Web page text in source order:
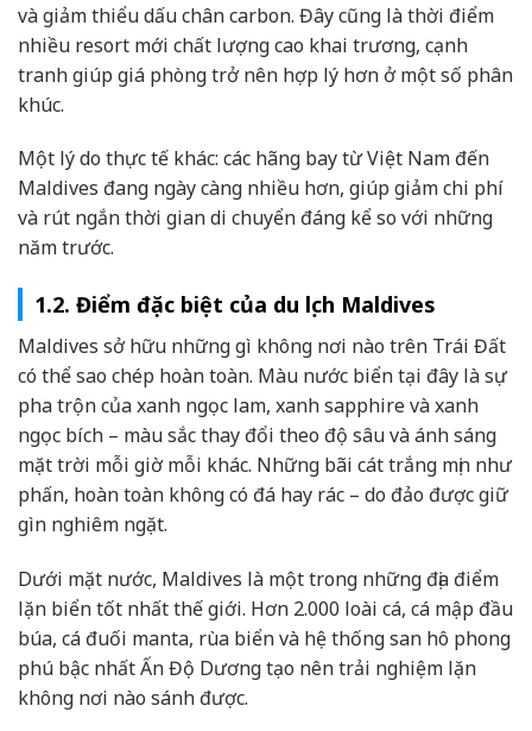
và giảm thiểu dấu chân carbon. Đây cũng là thời điểm
nhiều resort mới chất lượng cao khai trương, cạnh
tranh giúp giá phòng trở nên hợp lý hơn ở một số phân
khúc.
Một lý do thực tế khác: các hãng bay từ Việt Nam đến
Maldives đang ngày càng nhiều hơn, giúp giảm chi phí
và rút ngắn thời gian di chuyển đáng kể so với những
năm trước.
1.2. Điểm đặc biệt của du lịch Maldives
Maldives sở hữu những gì không nơi nào trên Trái Đất
có thể sao chép hoàn toàn. Màu nước biển tại đây là sự
pha trộn của xanh ngọc lam, xanh sapphire và xanh
ngọc bích – màu sắc thay đổi theo độ sâu và ánh sáng
mặt trời mỗi giờ mỗi khác. Những bãi cát trắng mịn như
phấn, hoàn toàn không có đá hay rác – do đảo được giữ
gìn nghiêm ngặt.
Dưới mặt nước, Maldives là một trong những địa điểm
lặn biển tốt nhất thế giới. Hơn 2.000 loài cá, cá mập đầu
búa, cá đuối manta, rùa biển và hệ thống san hô phong
phú bậc nhất Ấn Độ Dương tạo nên trải nghiệm lặn
không nơi nào sánh được.